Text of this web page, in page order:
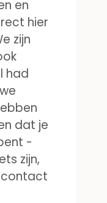
en
hier
zijn
had
dat je
-
zijn,
contact